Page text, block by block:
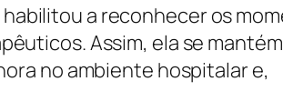
a reconhecer os
Assim, ela se
no ambiente hospitalar e,